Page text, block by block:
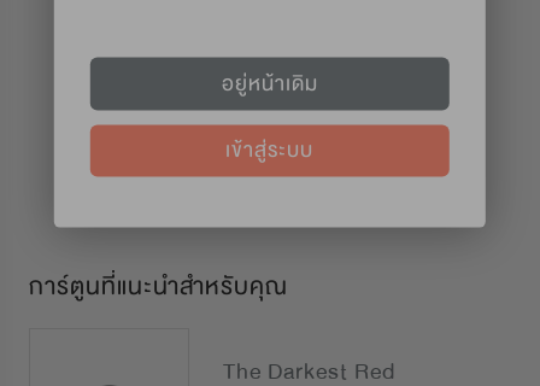
วันอาทิตย์
การ์ตูนที่แนะนำสำหรับคุณ
The Darkest Red
อยู่หน้าเดิม
เข้าสู่ระบบ